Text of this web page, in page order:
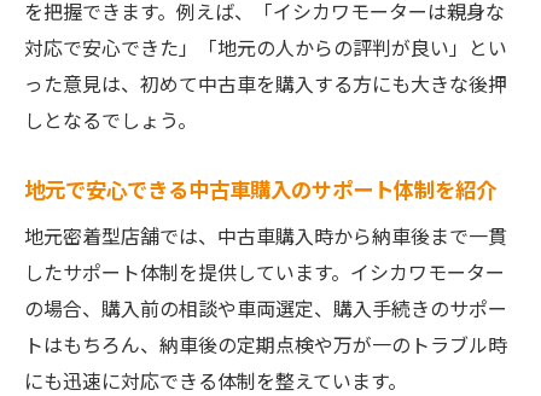
を把握できます。例えば、「イシカワモーターは親身な
対応で安心できた」「地元の人からの評判が良い」とい
った意見は、初めて中古車を購入する方にも大きな後押
しとなるでしょう。
地元で安心できる中古車購入のサポート体制を紹介
地元密着型店舗では、中古車購入時から納車後まで一貫
したサポート体制を提供しています。イシカワモーター
の場合、購入前の相談や車両選定、購入手続きのサポー
トはもちろん、納車後の定期点検や万が一のトラブル時
にも迅速に対応できる体制を整えています。